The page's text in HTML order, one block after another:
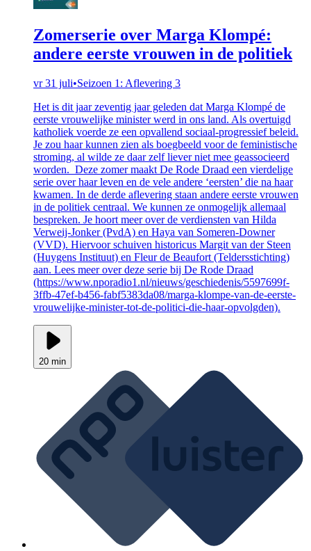
Zomerserie over Marga Klompé:
andere eerste vrouwen in de politiek
vr 31 juli•Seizoen 1: Aflevering 3
Het is dit jaar zeventig jaar geleden dat Marga Klompé de
eerste vrouwelijke minister werd in ons land. Als overtuigd
katholiek voerde ze een opvallend sociaal-progressief beleid.
Je zou haar kunnen zien als boegbeeld voor de feministische
stroming, al wilde ze daar zelf liever niet mee geassocieerd
worden. Deze zomer maakt De Rode Draad een vierdelige
serie over haar leven en de vele andere ‘eersten’ die na haar
kwamen. In de derde aflevering staan andere eerste vrouwen
in de politiek centraal. We kunnen ze onmogelijk allemaal
bespreken. Je hoort meer over de verdiensten van Hilda
Verweij-Jonker (PvdA) en Haya van Someren-Downer
(VVD). Hiervoor schuiven historicus Margit van der Steen
(Huygens Instituut) en Fleur de Beaufort (Teldersstichting)
aan. Lees meer over deze serie bij De Rode Draad
(https://www.nporadio1.nl/nieuws/geschiedenis/5597699f-
3ffb-47ef-b456-fabf5383da08/marga-klompe-van-de-eerste-
vrouwelijke-minister-tot-de-politici-die-haar-opvolgden).
20 min